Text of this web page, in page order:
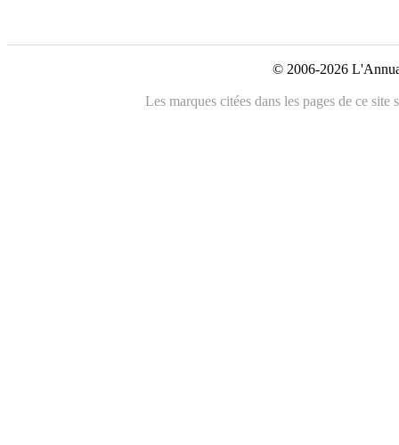
© 2006-2026
Les marques citées dans les pages de ce